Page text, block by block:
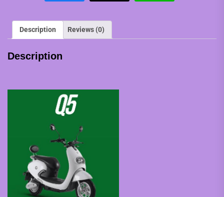
Description Reviews (0)
Description